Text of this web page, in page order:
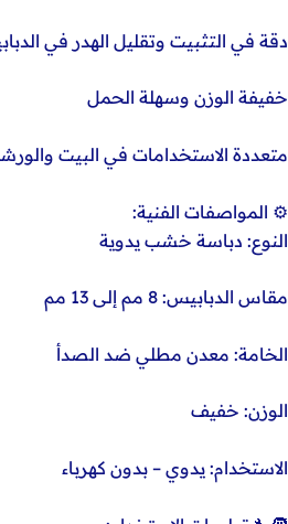
دقة في التثبيت وتقليل الهدر في
خفيفة الوزن وسهلة الحمل
متعددة الاستخدامات في البيت
⚙️ المواصفات الفنية:
النوع: دباسة خشب يدوية
مقاس الدبابيس: 8 مم إلى 13 مم
الخامة: معدن مطلي ضد الصدأ
الوزن: خفيف
الاستخدام: يدوي – بدون كهرباء